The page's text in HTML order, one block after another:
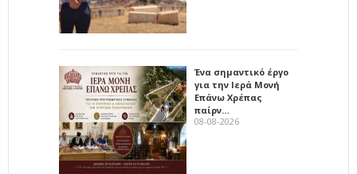
Ένα σημαντικό έργο
για την Ιερά Μονή
Επάνω Χρέπας
παίρν…
08-08-2026